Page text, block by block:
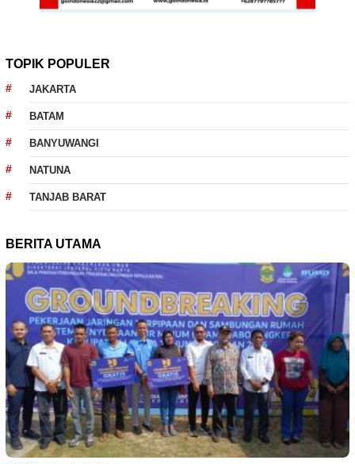
TOPIK POPULER
JAKARTA
BATAM
BANYUWANGI
NATUNA
TANJAB BARAT
BERITA UTAMA